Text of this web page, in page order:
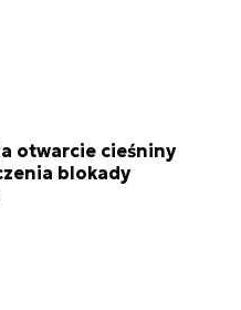
otwarcie cieśniny
blokady